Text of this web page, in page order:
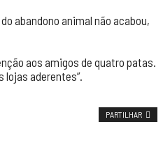
abandono animal não acabou,
aos amigos de quatro patas.
lojas aderentes”.
PARTILHAR